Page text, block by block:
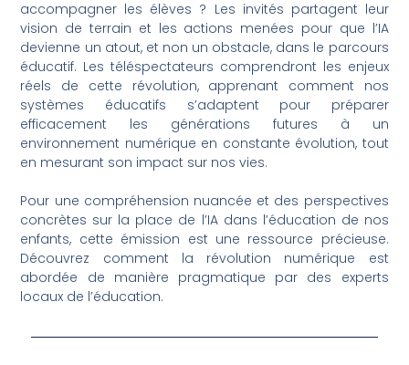
accompagner les élèves ? Les invités partagent leur
vision de terrain et les actions menées pour que l’IA
devienne un atout, et non un obstacle, dans le parcours
éducatif. Les téléspectateurs comprendront les enjeux
réels de cette révolution, apprenant comment nos
systèmes éducatifs s’adaptent pour préparer
efficacement les générations futures à un
environnement numérique en constante évolution, tout
en mesurant son impact sur nos vies.
Pour une compréhension nuancée et des perspectives
concrètes sur la place de l’IA dans l’éducation de nos
enfants, cette émission est une ressource précieuse.
Découvrez comment la révolution numérique est
abordée de manière pragmatique par des experts
locaux de l’éducation.